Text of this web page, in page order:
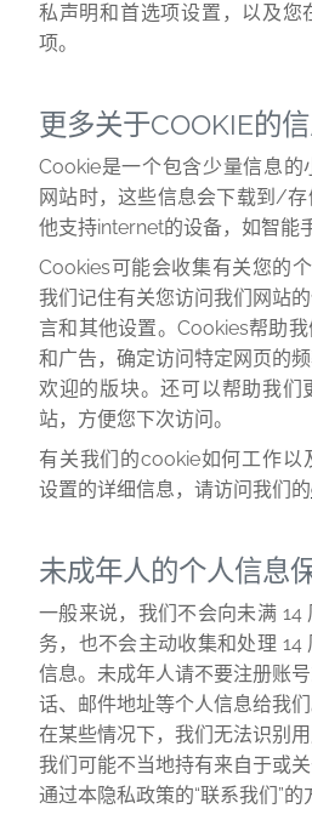
私声明和首选项设置，以及您
项。
更多关于COOKIE的
Cookie是一个包含少量信息的
网站时，这些信息会下载到/
他支持internet的设备，如智能
Cookies可能会收集有关您的
我们记住有关您访问我们网站
言和其他设置。Cookies帮助
和广告，确定访问特定网页的
欢迎的版块。还可以帮助我们
站，方便您下次访问。
有关我们的cookie如何工作以
设置的详细信息，请访问我们的
未成年人的个人信息
一般来说，我们不会向未满 14
务，也不会主动收集和处理 14
信息。未成年人请不要注册账
话、邮件地址等个人信息给我
在某些情况下，我们无法识别
我们可能不当地持有来自于或
通过本隐私政策的“联系我们”的